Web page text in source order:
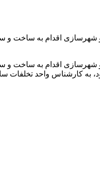
اقدام به ساخت و
اقدام به ساخت و